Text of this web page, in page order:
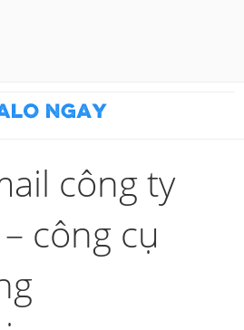
công ty
công cụ